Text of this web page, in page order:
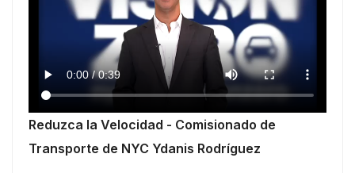
Reduzca la Velocidad - Comisionado de
Transporte de NYC Ydanis Rodríguez